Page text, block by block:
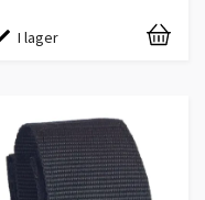
I lager